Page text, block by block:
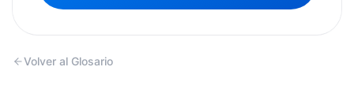
Volver al Glosario